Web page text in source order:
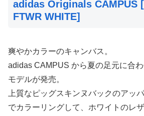
adidas Originals CAMPUS
FTWR WHITE]
爽やかカラーのキャンバス。
adidas CAMPUS から夏の足元に合
モデルが発売。
上質なピッグスキンヌバックのアッ
でカラーリングして、ホワイトのレ